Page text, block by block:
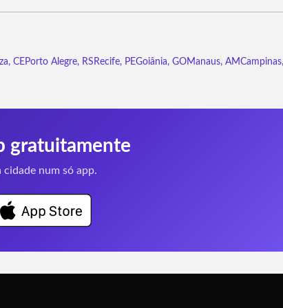
CEPorto Alegre, RS Recife, PEGoiânia, GOManaus, AM
gratuitamente
cidade num só app.